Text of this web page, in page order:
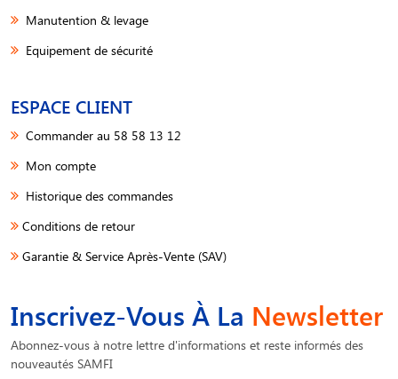
Manutention & levage
Equipement de sécurité
ESPACE CLIENT
Commander au 58 58 13 12
Mon compte
Historique des commandes
Conditions de retour
Garantie & Service Après-Vente (SAV)
Inscrivez-Vous À La Newsletter
Abonnez-vous à notre lettre d'informations et reste informés des
nouveautés SAMFI